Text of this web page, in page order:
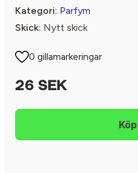
Kategori: Parfym
Skick: Nytt skick
0 gillamarkeringar
26 SEK